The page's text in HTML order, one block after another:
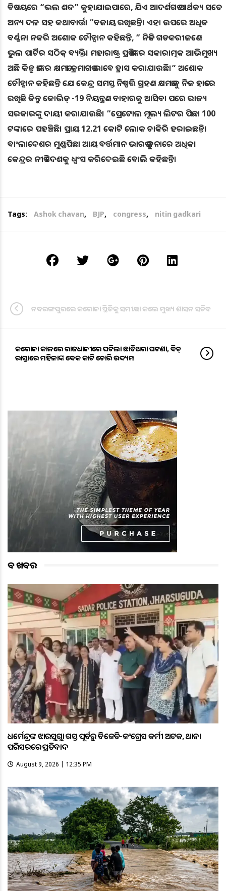
ବିଷୟରେ “ଭଲ ଶବ୍ଦ” କୁହାଯାଇପାରେ, ଯିଏ ଆଦର୍ଶଗତ ପାର୍ଥକ୍ୟ ସତେ
ଅନ୍ୟ ଦଳ ସହ କଥାବାର୍ତ୍ତା “ବଜାୟ ରଖିଛନ୍ତି। ଏହା ଉପରେ ଅଧିକ
ବର୍ଣ୍ଣନା ନକରି ଅଶୋକ ଚୌହ୍ୱାନ କହିଛନ୍ତି, ” ନିତିନ ଗଡକରୀଜଣେ
ଭୁଲ ପାର୍ଟିର ସଠିକ୍ ବ୍ୟକ୍ତି। ମହାରାଷ୍ଟ୍ର ପ୍ରତି ତାଙ୍କର ସକାରାତ୍ମକ ଆଭିମୁଖ୍ୟ
ଅଛି କିନ୍ତୁ ତାଙ୍କର କ୍ଷମତା କ୍ରମାଗତ ଭାବେ ହ୍ରାସ କରାଯାଉଛି।” ଅଶୋକ
ଚୌହ୍ୱାନ କହିଛନ୍ତି ଯେ କେନ୍ଦ୍ର ସମସ୍ତ ନିଷ୍ପତ୍ତି ଗ୍ରହଣ କ୍ଷମତାକୁ ନିଜ ହାତରେ
ରଖିଛି କିନ୍ତୁ କୋଭିଡ୍ -19 ନିୟନ୍ତ୍ରଣ ବାହାରକୁ ଆସିବା ପରେ ରାଜ୍ୟ
ସରକାରଙ୍କୁ ଦାୟୀ କରାଯାଉଛି। “ପ୍ରେଟୋଲ ମୂଲ୍ୟ ଲିଟର ପିଛା 100
ଟଙ୍କାରେ ପହଞ୍ଚିଛି। ପ୍ରାୟ 12.21 କୋଟି ଲୋକ ଚାକିରି ହରାଇଛନ୍ତି।
ବାଂଲାଦେଶର ମୁଣ୍ଡପିଛା ଆୟ ବର୍ତ୍ତମାନ ଭାରତ ତୁଳନାରେ ଅଧିକ।
କେନ୍ଦ୍ରର ନୀତି ଦେଶକୁ ଧ୍ୱଂସ କରିଦେଇଛି ବୋଲି କହିଛନ୍ତି।
Tags: Ashok chavan, BJP, congress, nitin gadkari
ନବରଙ୍ଗପୁରରେ କରୋନା ସ୍ଥିତିକୁ ସମୀକ୍ଷା କଲେ ମୁଖ୍ୟ ଶାସନ ସଚିବ
କରୋନା କାଳରେ ରାଜଧାନୀରେ ଘଟିଲା ଛାତିଥରା ଘଟଣା, ବିଚ୍
ରାସ୍ତାରେ ମହିଳାଙ୍କ ବେକ କାଟି ଚୋରି ଉଦ୍ୟମ
ବଡ ଖବର
ଧର୍ମେନ୍ଦ୍ରଙ୍କ ଝାରସୁଗୁଡ଼ା ଗସ୍ତ ପୂର୍ବରୁ ବିଜେଡି-କଂଗ୍ରେସ କର୍ମୀ ଅଟକ, ଥାନା
ପରିସରରେ ପ୍ରତିବାଦ
August 9, 2026 | 12:35 PM